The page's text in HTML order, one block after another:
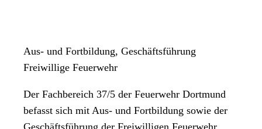
Aus- und Fortbildung, Geschäftsführung
Freiwillige Feuerwehr
Der Fachbereich 37/5 der Feuerwehr Dortmund
befasst sich mit Aus- und Fortbildung sowie der